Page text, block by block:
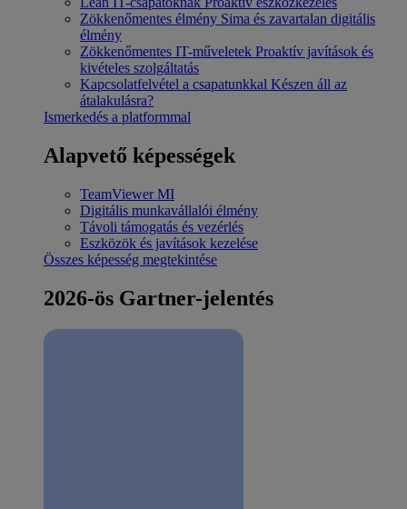
Zökkenőmentes élmény Sima és zavartalan digitális
élmény
Zökkenőmentes IT-műveletek Proaktív javítások és
kivételes szolgáltatás
Kapcsolatfelvétel a csapatunkkal Készen áll az
átalakulásra?
Ismerkedés a platformmal
Alapvető képességek
TeamViewer MI
Digitális munkavállalói élmény
Távoli támogatás és vezérlés
Eszközök és javítások kezelése
Összes képesség megtekintése
2026-ös Gartner-jelentés